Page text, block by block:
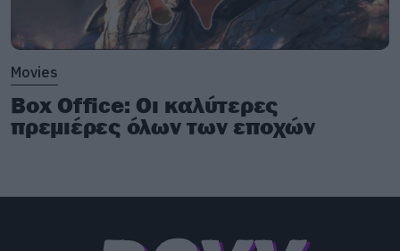
Movies
Box Office: Οι καλύτερες
πρεμιέρες όλων των εποχών